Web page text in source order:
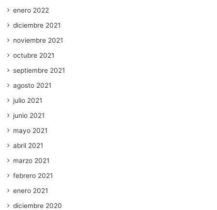
enero 2022
diciembre 2021
noviembre 2021
octubre 2021
septiembre 2021
agosto 2021
julio 2021
junio 2021
mayo 2021
abril 2021
marzo 2021
febrero 2021
enero 2021
diciembre 2020